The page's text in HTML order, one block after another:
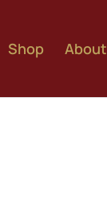
Shop About